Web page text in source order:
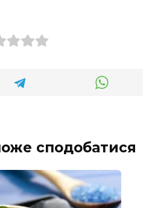
сподобатися